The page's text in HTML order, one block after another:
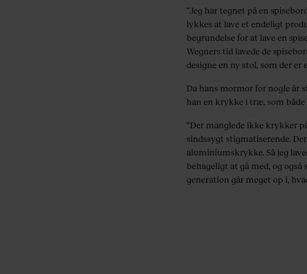
“Jeg har tegnet på en
lykkes at lave et endeligt
begrundelse for at lave en
Wegners tid lavede de
designe en ny stol, som der er
Da hans mormor for nogle år
han en krykke i træ, som
“Der manglede ikke krykker
sindssygt stigmatiserende.
aluminiumskrykke. Så jeg
behageligt at gå med, og
generation går meget op i,